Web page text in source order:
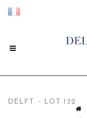
DELFT. - LOT 132